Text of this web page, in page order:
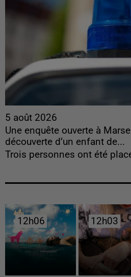
5 août 2026
Une enquête ouverte à
découverte d’un enfant de...
Trois personnes ont été
12h06
12h06 12h03
12h03